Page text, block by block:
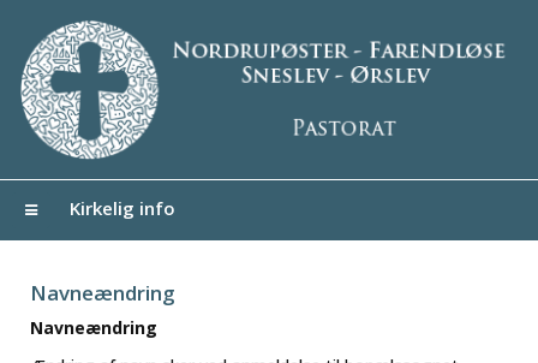
Kirkelig info
Navneændring
Navneændring